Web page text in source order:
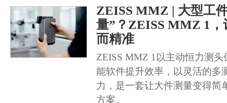
ZEISS MMZ | 大型工
量”？ZEISS MMZ 1，
而精准
ZEISS MMZ 1以主动恒力测
能软件提升效率，以灵活的多
力，是一套让大件测量变得简
方案。